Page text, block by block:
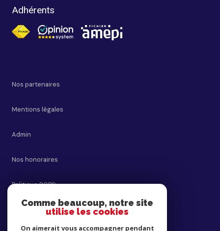
Adhérents
Nos partenaires
Mentions légales
Admin
Nos honoraires
Politique RGPD
Comme beaucoup, notre site
utilise les cookies
On aimerait vous accompagner pendant